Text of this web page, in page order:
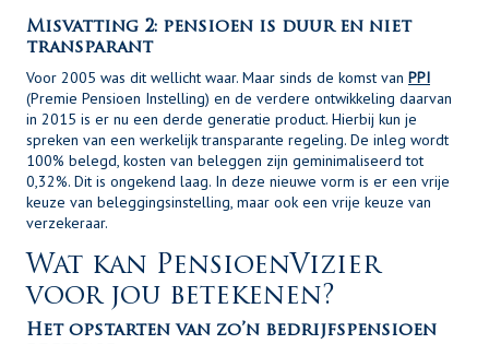
Misvatting 2: pensioen is duur en niet
transparant
Voor 2005 was dit wellicht waar. Maar sinds de komst van PPI
(Premie Pensioen Instelling) en de verdere ontwikkeling daarvan
in 2015 is er nu een derde generatie product. Hierbij kun je
spreken van een werkelijk transparante regeling. De inleg wordt
100% belegd, kosten van beleggen zijn geminimaliseerd tot
0,32%. Dit is ongekend laag. In deze nieuwe vorm is er een vrije
keuze van beleggingsinstelling, maar ook een vrije keuze van
verzekeraar.
Wat kan PensioenVizier
voor jou betekenen?
Het opstarten van zo’n bedrijfspensioen